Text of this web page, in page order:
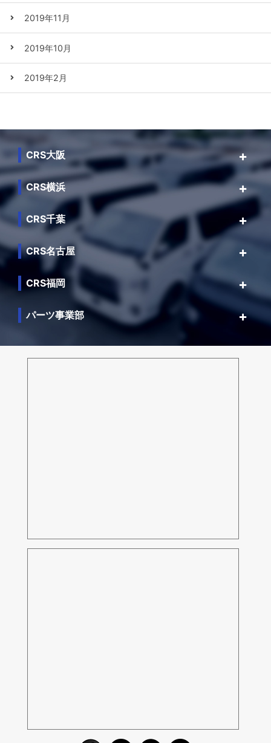
2019年11月
2019年10月
2019年2月
CRS大阪
CRS横浜
CRS千葉
CRS名古屋
CRS福岡
パーツ事業部